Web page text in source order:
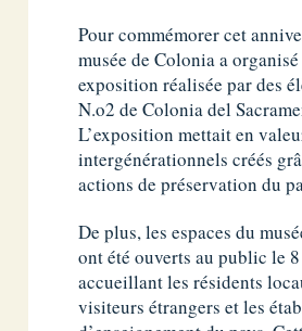
Pour commémorer cet
musée de Colonia a
exposition réalisée par des
N.o2 de Colonia del
L’exposition mettait en
intergénérationnels créés
actions de préservation du
De plus, les espaces du
ont été ouverts au public le
accueillant les résidents
visiteurs étrangers et les